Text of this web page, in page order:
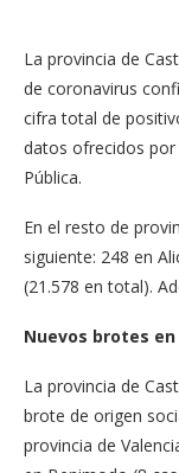
La provincia de
de coronavirus
cifra total de
datos ofrecidos por
Pública.
En el resto de
siguiente: 248 en
(21.578 en total).
Nuevos brotes
La provincia de
brote de origen
provincia de